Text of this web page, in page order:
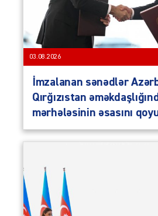
03.08.2026
İmzalanan sənədlər
Qırğızıstan
mərhələsinin əsasını